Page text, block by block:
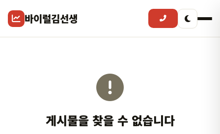
바이럴김선생
게시물을 찾을 수 없습니다